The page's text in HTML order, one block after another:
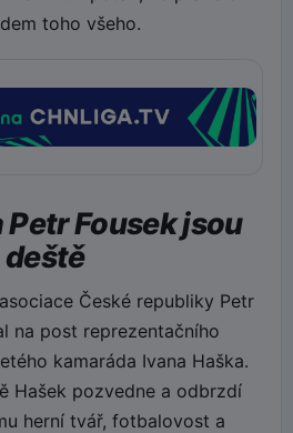
toho všeho.
Petr Fousek jsou
České republiky Petr
na post reprezentačního
kamaráda Ivana Haška.
Hašek pozvedne a odbrzdí
herní tvář, fotbalovost a